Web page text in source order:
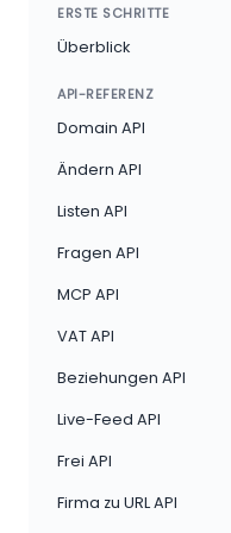
ERSTE SCHRITTE
Überblick
API-REFERENZ
Domain API
Ändern API
Listen API
Fragen API
MCP API
VAT API
Beziehungen API
Live-Feed API
Frei API
Firma zu URL API